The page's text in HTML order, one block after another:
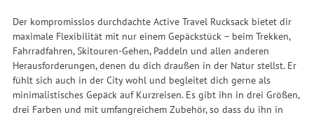
Der kompromisslos durchdachte Active Travel Rucksack bietet dir
maximale Flexibilität mit nur einem Gepäckstück – beim Trekken,
Fahrradfahren, Skitouren-Gehen, Paddeln und allen anderen
Herausforderungen, denen du dich draußen in der Natur stellst. Er
fühlt sich auch in der City wohl und begleitet dich gerne als
minimalistisches Gepäck auf Kurzreisen. Es gibt ihn in drei Größen,
drei Farben und mit umfangreichem Zubehör, so dass du ihn in